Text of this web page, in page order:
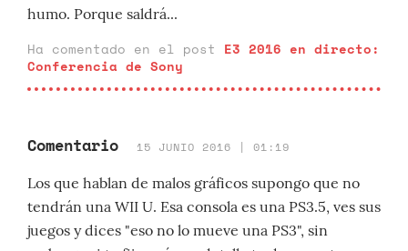
humo. Porque saldrá...
Ha comentado en el post E3 2016 en directo:
Conferencia de Sony
Comentario 15 JUNIO 2016 | 01:19
Los que hablan de malos gráficos supongo que no
tendrán una WII U. Esa consola es una PS3.5, ves sus
juegos y dices "eso no lo mueve una PS3", sin